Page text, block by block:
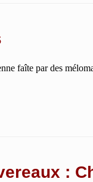
faîte par des
: